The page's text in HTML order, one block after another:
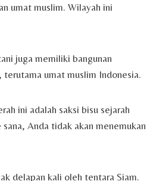
umat muslim. Wilayah ini
juga memiliki bangunan
umat muslim Indonesia.
ini adalah saksi bisu sejarah
Anda tidak akan menemukan
delapan kali oleh tentara Siam.